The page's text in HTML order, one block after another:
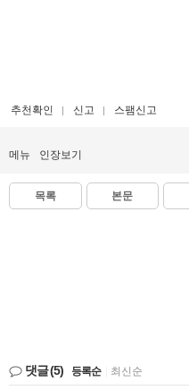
추천확인 신고 스팸신고
메뉴 인장보기
목록 본문
댓글(5) 등록순 최신순